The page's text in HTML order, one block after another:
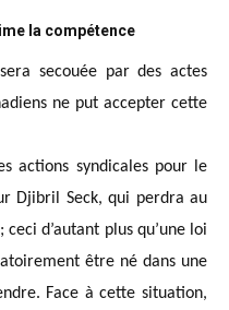
la compétence
secouée par des actes
ne put accepter cette
actions syndicales pour le
Djibril Seck, qui perdra au
d’autant plus qu’une loi
être né dans une
Face à cette situation,